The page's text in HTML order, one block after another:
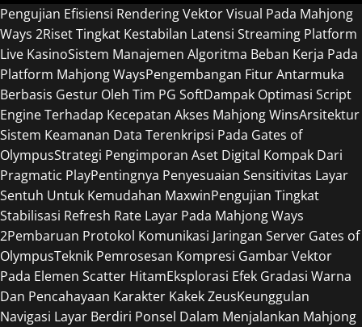
Pengujian Efisiensi Rendering Vektor Visual Pada Mahjong
Ways 2Riset Tingkat Kestabilan Latensi Streaming Platform
Live KasinoSistem Manajemen Algoritma Beban Kerja Pada
Platform Mahjong WaysPengembangan Fitur Antarmuka
Berbasis Gestur Oleh Tim PG SoftDampak Optimasi Script
Engine Terhadap Kecepatan Akses Mahjong WinsArsitektur
Sistem Keamanan Data Terenkripsi Pada Gates of
OlympusStrategi Pengimporan Aset Digital Kompak Dari
Pragmatic PlayPentingnya Penyesuaian Sensitivitas Layar
Sentuh Untuk Kemudahan MaxwinPengujian Tingkat
Stabilisasi Refresh Rate Layar Pada Mahjong Ways
2Pembaruan Protokol Komunikasi Jaringan Server Gates of
OlympusTeknik Pemrosesan Kompresi Gambar Vektor
Pada Elemen Scatter HitamEksplorasi Efek Gradasi Warna
Dan Pencahayaan Karakter Kakek ZeusKeunggulan
Navigasi Layar Berdiri Ponsel Dalam Menjalankan Mahjong